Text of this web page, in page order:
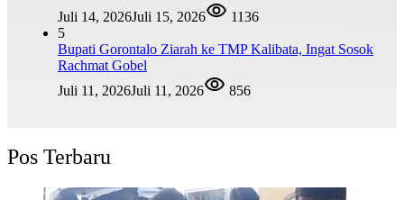
Juli 14, 2026Juli 15, 2026
1136
5
Bupati Gorontalo Ziarah ke TMP Kalibata, Ingat Sosok
Rachmat Gobel
Juli 11, 2026Juli 11, 2026 856
Pos Terbaru